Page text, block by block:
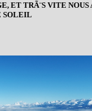
ET TRÃ¨S VITE NOUS
SOLEIL